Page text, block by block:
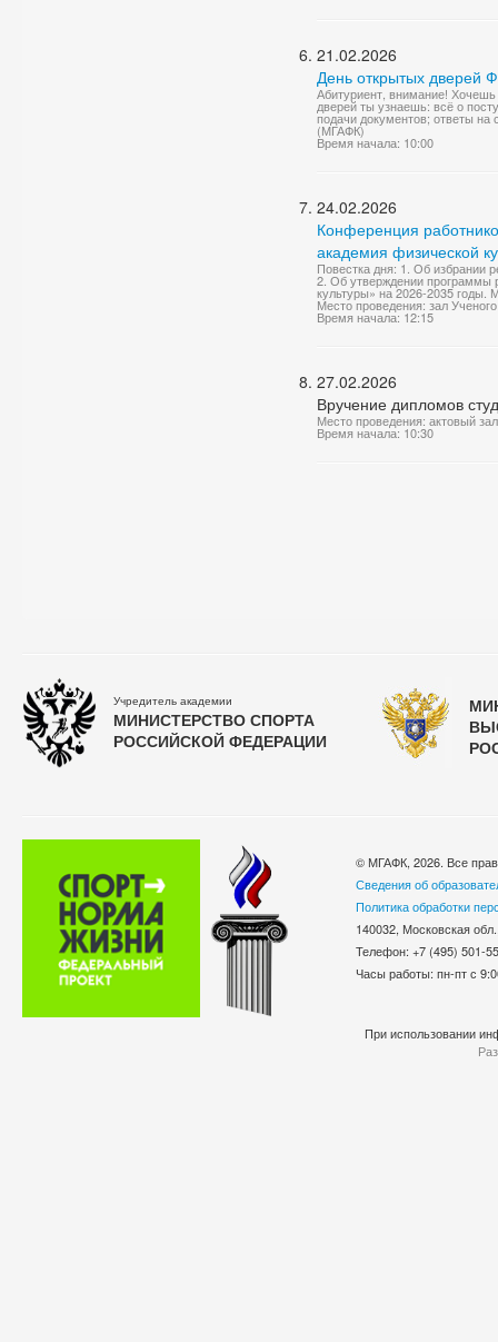
21.02.2026
День открытых
Абитуриент, внимание!
дверей ты узнаешь: всё о
подачи документов; ответы
(МГАФК)
Время начала: 10:00
24.02.2026
Конференция
академия физической
Повестка дня: 1. Об избрании
2. Об утверждении программы
культуры» на 2026-2035 годы.
Место проведения: зал
Время начала: 12:15
27.02.2026
Вручение дипломов
Место проведения: актовый
Время начала: 10:30
Учредитель академии
МИНИСТЕРСТВО СПОРТА
РОССИЙСКОЙ ФЕДЕРАЦИИ
© МГАФК, 2026. Все
Сведения об
Политика обработки
140032, Московская
Телефон: +7 (495)
Часы работы: пн-пт с
При использовании